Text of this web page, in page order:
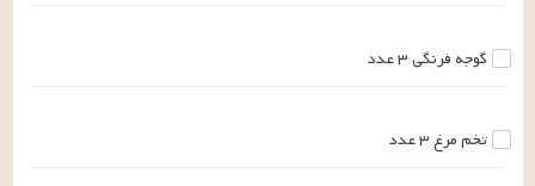
گوجه فرنگی۳عدد
تخم مرغ ۳عدد